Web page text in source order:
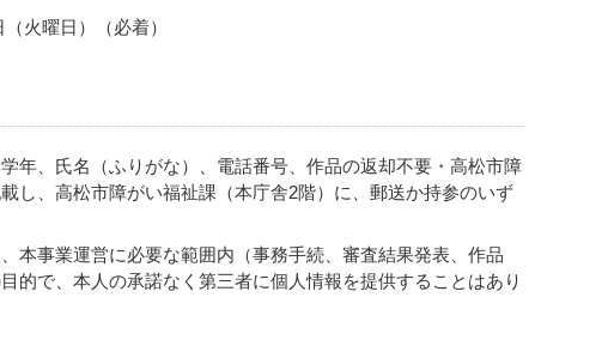
火曜日）（必着）
年、氏名（ふりがな）、電話番号、作品の返却不要・高松市障
し、高松市障がい福祉課（本庁舎2階）に、郵送か持参のいず
本事業運営に必要な範囲内（事務手続、審査結果発表、作品
的で、本人の承諾なく第三者に個人情報を提供することはあり